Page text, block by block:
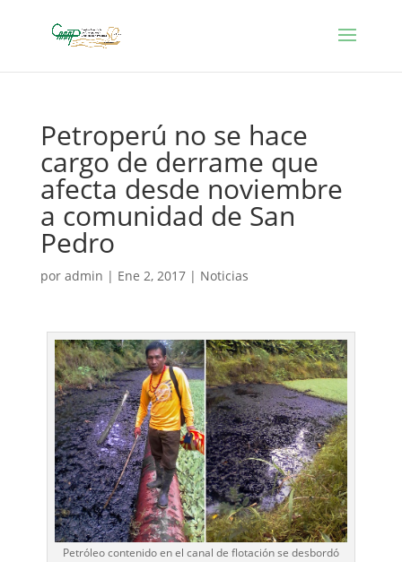
Petroperú no se hace
cargo de derrame que
afecta desde noviembre
a comunidad de San
Pedro
por admin | Ene 2, 2017| Noticias
Petróleo contenido en el canal de flotación se desbordó